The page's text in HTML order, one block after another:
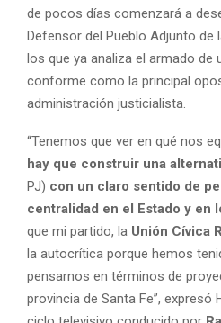
de pocos días comenzará a
Defensor del Pueblo Adjunto de
los que ya analiza el armado de
conforme como la principal
administración justicialista.
“Tenemos que ver en qué nos
hay que construir una
PJ) con un claro sentido de
centralidad en el Estado y en
que mi partido, la Unión Cívica
la autocrítica porque hemos
pensarnos en términos de
provincia de Santa Fe”, expresó